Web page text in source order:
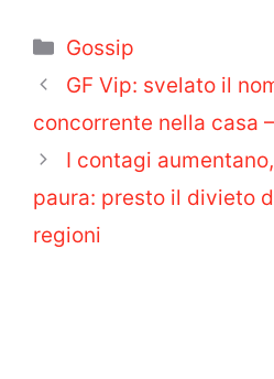
Categorie
Gossip
GF Vip: svelato il
concorrente nella casa
I contagi
paura: presto il divieto
regioni